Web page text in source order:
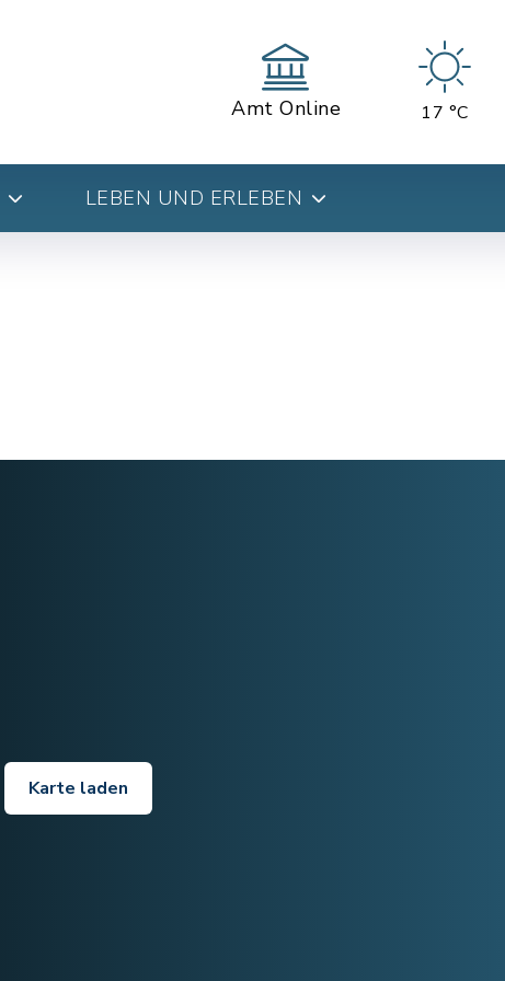
Amt Online 17 °C
LEBEN UND ERLEBEN
Karte laden